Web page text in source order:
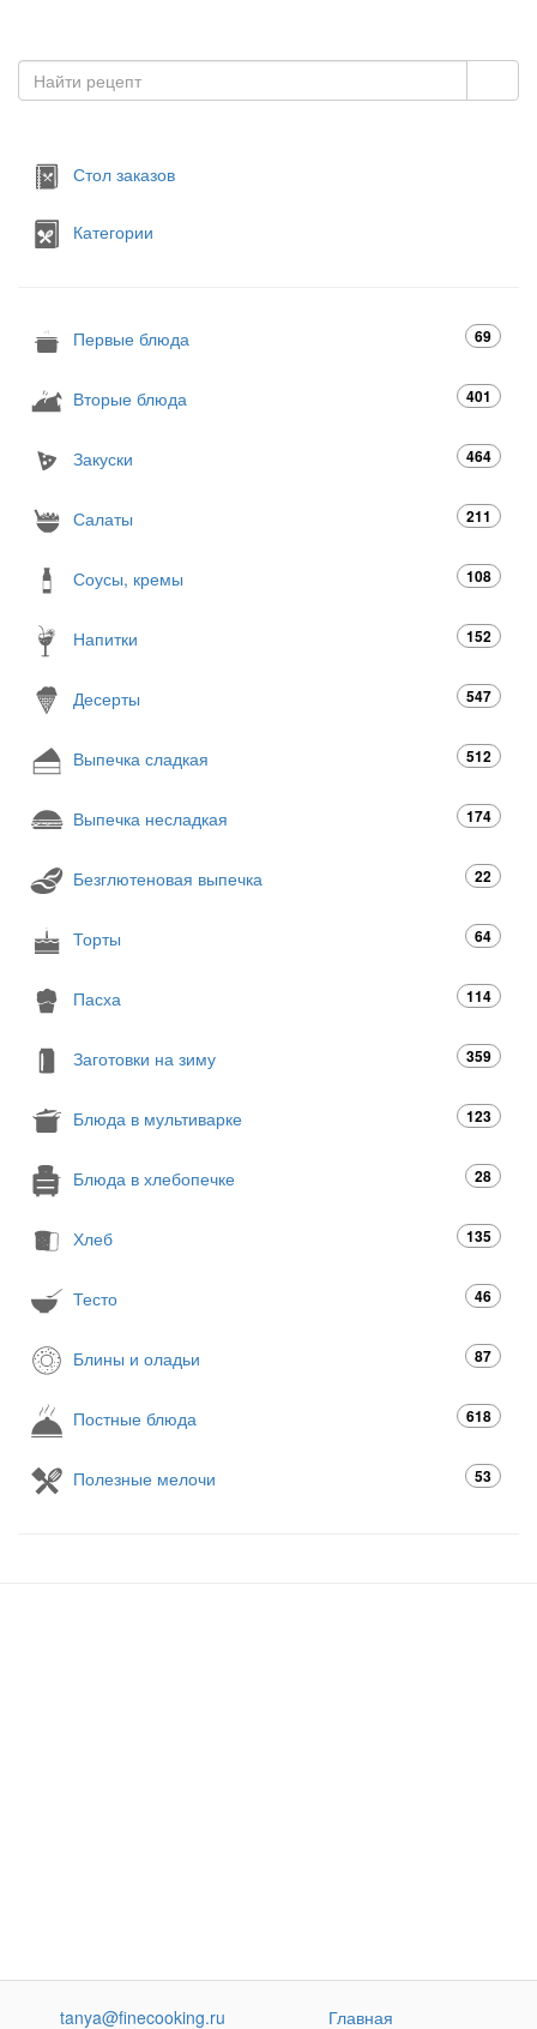
Стол заказов
Категории
Первые блюда 69
Вторые блюда 401
Закуски 464
Салаты 211
Соусы, кремы 108
Напитки 152
Десерты 547
Выпечка сладкая 512
Выпечка несладкая 174
Безглютеновая выпечка 22
Торты 64
Пасха 114
Заготовки на зиму 359
Блюда в мультиварке 123
Блюда в хлебопечке 28
Хлеб 135
Тесто 46
Блины и оладьи 87
Постные блюда 618
Полезные мелочи 53
tanya@finecooking.ru
Главная